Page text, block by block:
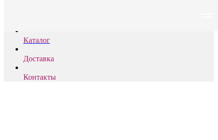
Каталог
Доставка
Контакты